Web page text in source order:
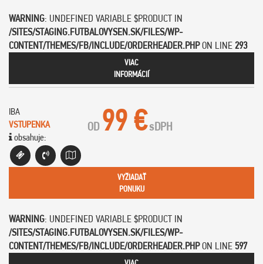
WARNING: UNDEFINED VARIABLE $PRODUCT IN
/SITES/STAGING.FUTBALOVYSEN.SK/FILES/WP-
CONTENT/THEMES/FB/INCLUDE/ORDERHEADER.PHPON LINE 293
VIAC
INFORMÁCIÍ
IBA
VSTUPENKA
obsahuje:
OD 99 €sDPH
VYŽIADAŤ
PONUKU
WARNING: UNDEFINED VARIABLE $PRODUCT IN
/SITES/STAGING.FUTBALOVYSEN.SK/FILES/WP-
CONTENT/THEMES/FB/INCLUDE/ORDERHEADER.PHPON LINE 597